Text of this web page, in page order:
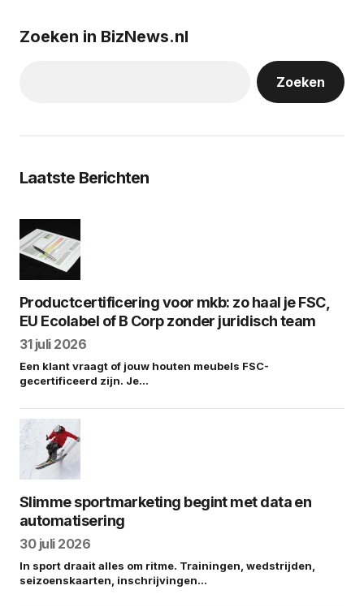
Zoeken in BizNews.nl
Zoeken
Laatste Berichten
Productcertificering voor mkb: zo haal je FSC,
EU Ecolabel of B Corp zonder juridisch team
31 juli 2026
Een klant vraagt of jouw houten meubels FSC-
gecertificeerd zijn. Je…
Slimme sportmarketing begint met data en
automatisering
30 juli 2026
In sport draait alles om ritme. Trainingen, wedstrijden,
seizoenskaarten, inschrijvingen…